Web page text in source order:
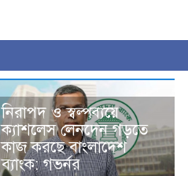
নিরাপদ ও স্বল্পব্যয়ে
ক্যাশলেস লেনদেন গড়তে
কাজ করছে বাংলাদেশ
ব্যাংক: গভর্নর